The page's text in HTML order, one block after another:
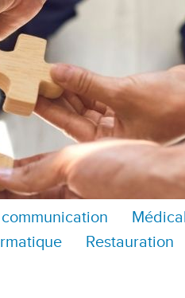
Médical
Restauration